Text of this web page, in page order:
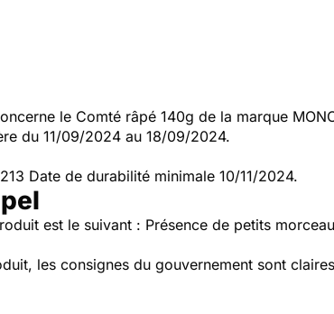
le Comté râpé 140g de la marque
du 11/09/2024 au 18/09/2024.
Date de durabilité minimale 10/11/2024.
est le suivant : Présence de petits
les consignes du gouvernement sont